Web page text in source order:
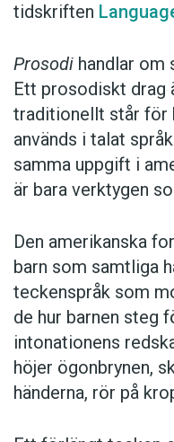
tidskriften
Prosodi handlar om
Ett prosodiskt drag
traditionellt står för
används i talat
samma uppgift i
är bara verktygen
Den amerikanska
barn som samtliga
teckenspråk som
de hur barnen steg
intonationens
höjer ögonbrynen,
händerna, rör på